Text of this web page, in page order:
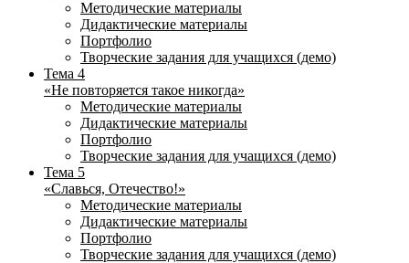
Методические материалы
Дидактические материалы
Портфолио
Творческие задания для учащихся (демо)
Тема 4
«Не повторяется такое никогда»
Методические материалы
Дидактические материалы
Портфолио
Творческие задания для учащихся (демо)
Тема 5
«Славься, Отечество!»
Методические материалы
Дидактические материалы
Портфолио
Творческие задания для учащихся (демо)